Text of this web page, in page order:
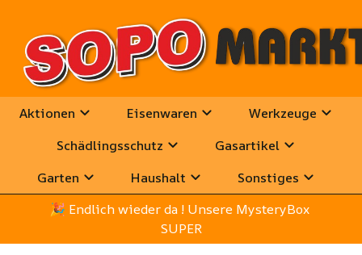
Aktionen Eisenwaren
Werkzeuge
Schädlingsschutz
Gasartikel
Garten
Haushalt
Sonstiges
🎉 Endlich wieder da ! Unsere MysteryBox
SUPER